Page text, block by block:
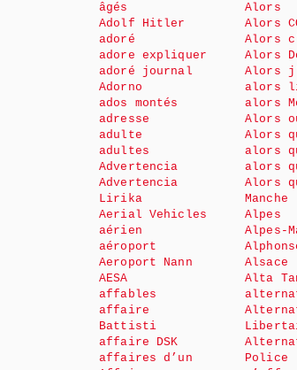
âgés
Adolf Hitler
adoré
adore expliquer
adoré journal
Adorno
ados montés
adresse
adulte
adultes
Advertencia
Advertencia
Lirika
Aerial Vehicles
aérien
aéroport
Aeroport Nann
AESA
affables
affaire
Battisti
affaire DSK
affaires d’un
Alors
Alors
Alors
Alors
Alors
alors
alors
Alors
Alors
alors
alors
Alors
Manche
Alpes
Alpes-
Alsace
Alta
Police